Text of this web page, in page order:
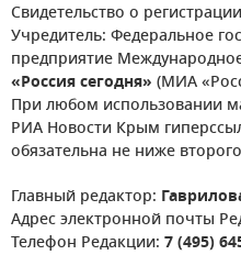
Свидетельство о
Учредитель: Федеральное
предприятие
«Россия сегодня» (МИА
При любом использовании
РИА Новости Крым
обязательна не ниже
Главный редактор:
Адрес электронной почты
Телефон Редакции: 7 (495)